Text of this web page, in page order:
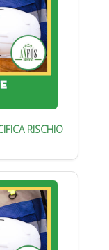
RISCHIO